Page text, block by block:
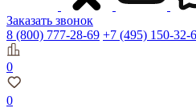
Заказать звонок
8 (800) 777-28-69 +7 (495) 150-32-
0
0